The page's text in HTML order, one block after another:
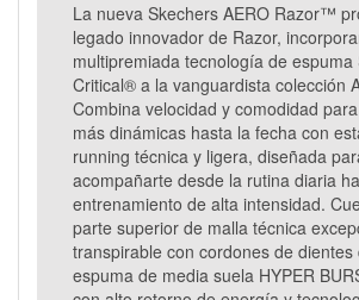
La nueva Skechers AERO Razor™
legado innovador de Razor,
multipremiada tecnología de espuma
Critical® a la vanguardista colección
Combina velocidad y comodidad
más dinámicas hasta la fecha con
running técnica y ligera, diseñada
acompañarte desde la rutina diaria
entrenamiento de alta intensidad.
parte superior de malla técnica
transpirable con cordones de dientes
espuma de media suela HYPER